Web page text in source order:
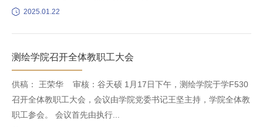
2025.01.22
测绘学院召开全体教职工大会
供稿： 王荣华 审核：谷天硕 1月17日下午，测绘学院于学F530
召开全体教职工大会，会议由学院党委书记王坚主持，学院全体教
职工参会。 会议首先由执行...